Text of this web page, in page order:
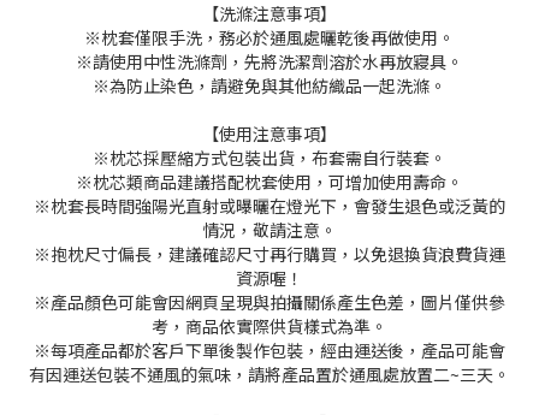
【洗滌注意事項】
※枕套僅限手洗，務必於通風處曬乾後再做使用。
※請使用中性洗滌劑，先將洗潔劑溶於水再放寢具。
※為防止染色，請避免與其他紡織品一起洗滌。
【使用注意事項】
※枕芯採壓縮方式包裝出貨，布套需自行裝套。
※枕芯類商品建議搭配枕套使用，可增加使用壽命。
※枕套長時間強陽光直射或曝曬在燈光下，會發生退色或泛黃的
情況，敬請注意。
※抱枕尺寸偏長，建議確認尺寸再行購買，以免退換貨浪費貨運
資源喔！
※產品顏色可能會因網頁呈現與拍攝關係產生色差，圖片僅供參
考，商品依實際供貨樣式為準。
※每項產品都於客戶下單後製作包裝，經由運送後，產品可能會
有因運送包裝不通風的氣味，請將產品置於通風處放置二~三天。